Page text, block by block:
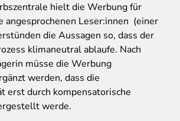
hielt die Werbung für
angesprochenen Leser:innen (einer
die Aussagen so, dass der
klimaneutral ablaufe. Nach
müsse die Werbung
werden, dass die
erst durch kompensatorische
werde.